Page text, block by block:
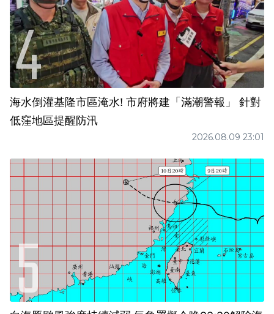
海水倒灌基隆市區淹水! 市府將建「滿潮警報」 針對
低窪地區提醒防汛
2026.08.09 23:01